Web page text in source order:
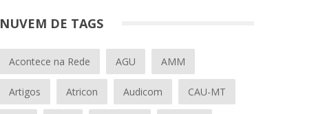
NUVEM DE TAGS
Acontece na Rede AGU AMM
Artigos Atricon Audicom CAU-MT